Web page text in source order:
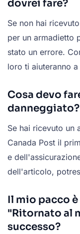
dovrei fare?
Se non hai
per un armadietto
stato un errore.
loro ti aiuteranno
Cosa devo
danneggiato?
Se hai ricevuto un
Canada Post il
e
dell'articolo,
Il mio pacco
"Ritornato al
successo?